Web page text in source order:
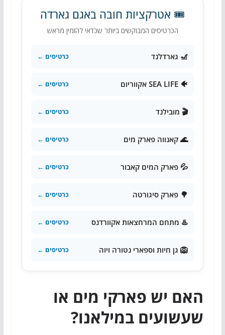
🎟️ אטרקציות חובה באגם גארדה
הכרטיסים המבוקשים ביותר שכדאי להזמין מראש
🎢 גארדלנד כרטיסים ←
🐠 SEA LIFE אקווריום כרטיסים ←
🎬 מובילנד כרטיסים ←
🌊 קאנווה פארק מים כרטיסים ←
💦 פארק המים קאבור כרטיסים ←
🌳 פארק סיגורטה כרטיסים ←
♨️ מתחם המרחצאות אקוורדנס כרטיסים ←
🦁 גן חיות וספארי נטורה ויוה כרטיסים ←
האם יש פארקי מים או
שעשועים במילאנו?